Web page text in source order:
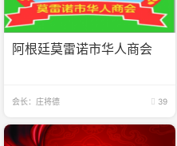
阿根廷莫雷诺市华人商会
会长：庄将德 39